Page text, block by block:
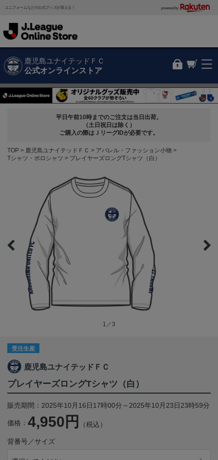
ユニフォームなどの公式グッズが買える！ powered by
鹿児島ユナイテッドＦＣ
公式オンラインストア
平日午前10時までのご注文は当日出荷。
（土日祝日は除く）
ご購入の際はＪリーグIDが必要です。
TOP 鹿児島ユナイテッドＦＣ
アパレル・ファッション小物
Tシャツ・ポロシャツ
プレイヤーズロングTシャツ（白）
1／3
受注生産
鹿児島ユナイテッドＦＣ
プレイヤーズロングTシャツ（白）
販売期間：2025年10月16日17時00分～2025年10月23日23時59分
価格： 4,950円 （税込）
背番号／サイズ